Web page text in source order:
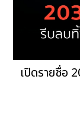
เปิดรายชื่อ